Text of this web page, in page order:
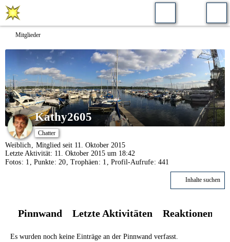
Mitglieder
Kathy2605
Chatter
Weiblich
Mitglied seit 11. Oktober 2015
Letzte Aktivität: 11. Oktober 2015 um 18:42
Fotos
1 Punkte 20 Trophäen 1 Profil-Aufrufe 441
Inhalte suchen
Pinnwand Letzte Aktivitäten Reaktionen
Es wurden noch keine Einträge an der Pinnwand verfasst.